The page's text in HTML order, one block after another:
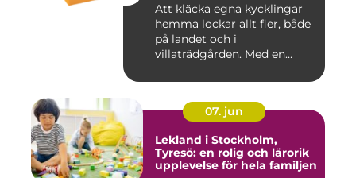
Att kläcka egna kycklingar
hemma lockar allt fler, både
på landet och i
villaträdgården. Med en
07. jun
Lekland i Stockholm,
Tyresö: en rolig och lärorik
upplevelse för hela familjen